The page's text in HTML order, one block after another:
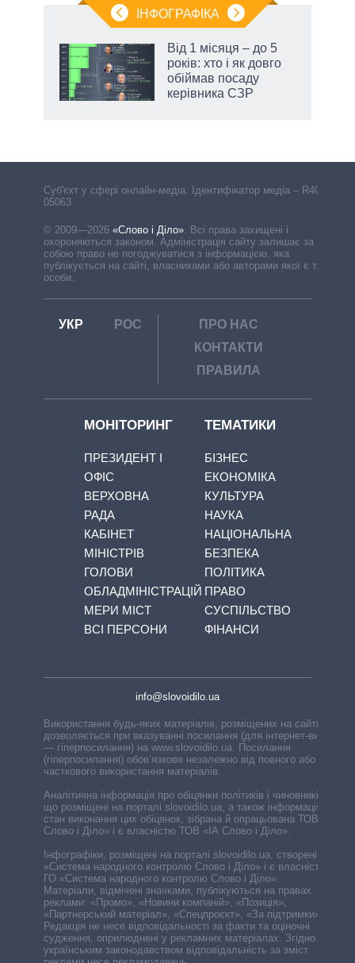
ІНФОГРАФІКА
Від 1 місяця – до 5
років: хто і як довго
обіймав посаду
керівника СЗР
Cуб'єкт у сфері онлайн-медіа. Ідентифікатор медіа – R40-
05063
© 2009—2026 «Слово і Діло» Всі права захищені і
охороняються законом. Адміністрація сайту залишає за
собою право не погоджуватися з інформацією, яка
публікується на сайті, власниками або авторами якої є треті
особи.
УКР РОС
ПРО НАС
КОНТАКТИ
ПРАВИЛА
МОНІТОРИНГ
ПРЕЗИДЕНТ І
ОФІС
ВЕРХОВНА
РАДА
КАБІНЕТ
МІНІСТРІВ
ГОЛОВИ
ОБЛАДМІНІСТРАЦІЙ
МЕРИ МІСТ
ВСІ ПЕРСОНИ
ТЕМАТИКИ
БІЗНЕС
ЕКОНОМІКА
КУЛЬТУРА
НАУКА
НАЦІОНАЛЬНА
БЕЗПЕКА
ПОЛІТИКА
ПРАВО
СУСПІЛЬСТВО
ФІНАНСИ
info@slovoidilo.ua
Використання будь-яких матеріалів, розміщених на сайті,
дозволяється при вказуванні посилання (для інтернет-видань
— гіперпосилання) на www.slovoidilo.ua. Посилання
(гіперпосилання) обов’язкове незалежно від повного або
часткового використання матеріалів.
Аналітична інформація про обіцянки політиків і чиновників,
що розміщені на порталі slovoidilo.ua, а також інформація про
стан виконання цих обіцянок, зібрана й опрацьована ТОВ «ІА
Слово і Діло» і є власністю ТОВ «ІА Слово і Діло».
Інфографіки, розміщені на порталі slovoidilo.ua, створені ГО
«Система народного контролю Слово і Діло» і є власністю
ГО «Система народного контролю Слово і Діло».
Матеріали, відмічені значками, публікуються на правах
реклами: «Промо», «Новини компаній», «Позиція»,
«Партнерський матеріал», «Спецпроєкт», «За підтримки».
Редакція не несе відповідальності за факти та оціночні
судження, оприлюднені у рекламних матеріалах. Згідно з
українським законодавством відповідальність за зміст